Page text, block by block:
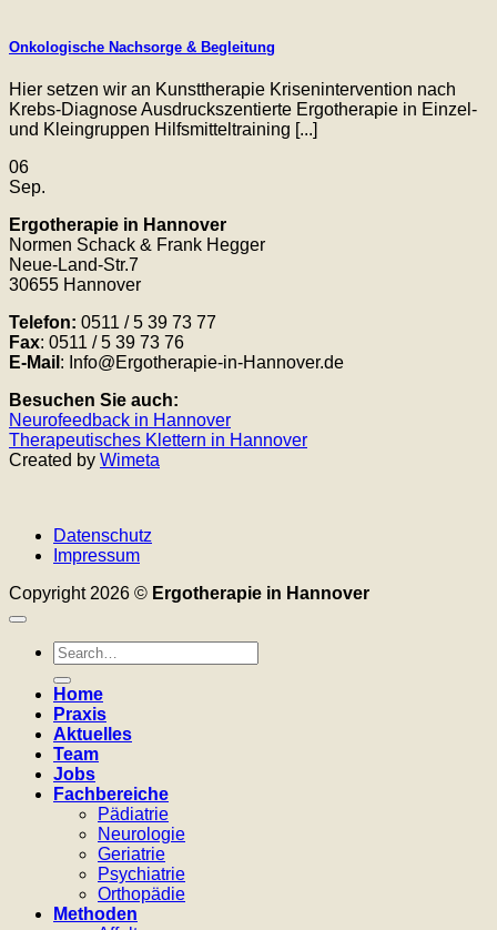
Onkologische Nachsorge & Begleitung
Hier setzen wir an Kunsttherapie Krisenintervention nach
Krebs-Diagnose Ausdruckszentierte Ergotherapie in Einzel-
und Kleingruppen Hilfsmitteltraining [...]
06
Sep.
Ergotherapie in Hannover
Normen Schack & Frank Hegger
Neue-Land-Str.7
30655 Hannover
Telefon: 0511 / 5 39 73 77
Fax: 0511 / 5 39 73 76
E-Mail : Info@Ergotherapie-in-Hannover.de
Besuchen Sie auch:
Neurofeedback in Hannover
Therapeutisches Klettern in Hannover
Created by Wimeta
Datenschutz
Impressum
Copyright 2026 © Ergotherapie in Hannover
Home
Praxis
Aktuelles
Team
Jobs
Fachbereiche
Pädiatrie
Neurologie
Geriatrie
Psychiatrie
Orthopädie
Methoden